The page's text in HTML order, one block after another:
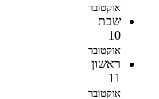
אוקטובר
שבת
10
אוקטובר
ראשון
11
אוקטובר